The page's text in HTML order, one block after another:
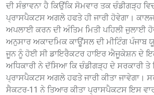
ਦੀ ਸੰਭਾਵਨਾ ਹੈ ਕਿਉਂਕਿ ਸੋਮਵਾਰ ਤਕ ਚੰਡੀਗੜ੍ਹ
ਪ੍ਰਾਸਪੈਕਟਸ ਅਗਲੇ ਹਫਤੇ ਹੀ ਜਾਰੀ ਹੋਵੇਗਾ।
ਅਪਲਾਈ ਕਰਨ ਦੀ ਅੰਤਿਮ ਮਿਤੀ ਪਹਿਲੀ ਜੁਲਾਈ
ਅਨੁਸਾਰ ਅਕਾਦਮਿਕ ਕਾਊਂਸਲ ਦੀ ਮੀਟਿੰਗ ਪੰਜਾਬ
ਜੂਨ ਨੂੰ ਹੋਈ ਸੀ ਡਾਇਰੈਕਟਰ ਹਾਇਰ ਐਜੂਕੇਸ਼ਨ ਦੇ
ਅਧਿਕਾਰੀ ਨੇ ਦੱਸਿਆ ਕਿ ਚੰਡੀਗੜ੍ਹ ਦੇ ਸਰਕਾਰੀ ਤੇ
ਪ੍ਰਾਸਪੈਕਟਸ ਅਗਲੇ ਹਫਤੇ ਜਾਰੀ ਕੀਤਾ ਜਾਵੇਗਾ।
ਸੈਕਟਰ-11 ਨੇ ਤਿਆਰ ਕੀਤਾ ਪ੍ਰਾਸਪੈਕਟਸ ਇਸ